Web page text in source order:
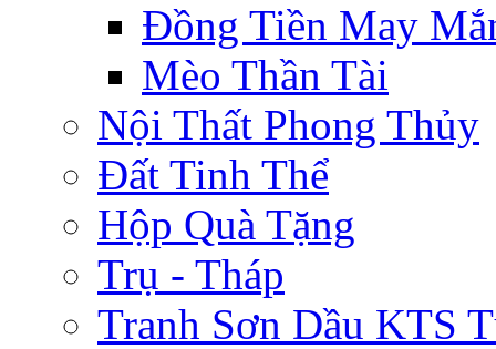
Đồng Tiền May
Mèo Thần Tài
Nội Thất Phong Thủy
Đất Tinh Thể
Hộp Quà Tặng
Trụ - Tháp
Tranh Sơn Dầu KTS